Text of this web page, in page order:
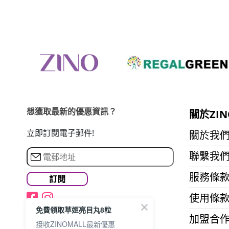
想獲取最新的優惠資訊？
立即訂閱電子郵件!
關於
關於我
聯繫我
服務條
使用條
加盟合
免費領取草姬亮目丸8粒
接收ZINOMALL最新優惠